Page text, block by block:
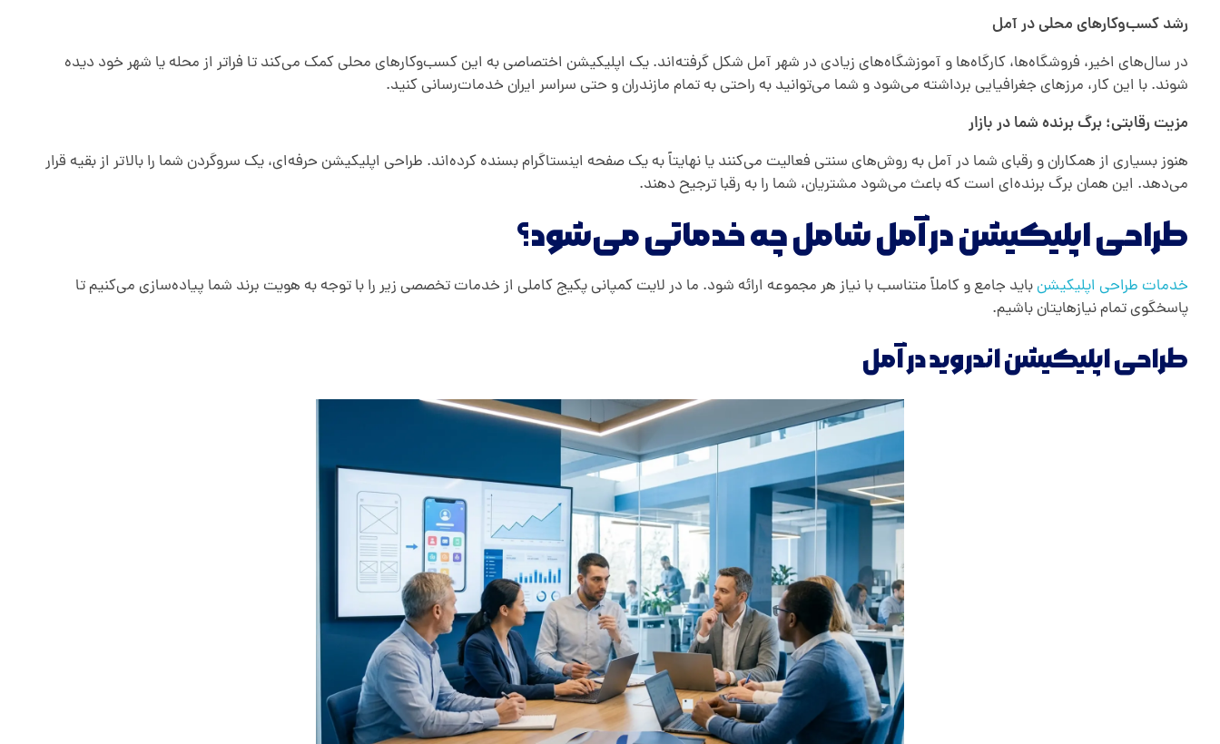
رشد کسب‌و‌کارهای محلی در آمل
در سال‌های اخیر، فروشگاه‌ها، کارگاه‌ها و آموزشگاه‌های زیادی در شهر آمل شکل گرفته‌اند. یک اپلیکیشن اختصاصی به این کسب‌و‌کارهای محلی کمک می‌کند تا فراتر از محله یا شهر خود دیده
شوند. با این کار، مرزهای جغرافیایی برداشته می‌شود و شما می‌توانید به راحتی به تمام مازندران و حتی سراسر ایران خدمات‌رسانی کنید.
مزیت رقابتی؛ برگ برنده شما در بازار
هنوز بسیاری از همکاران و رقبای شما در آمل به روش‌های سنتی فعالیت می‌کنند یا نهایتاً به یک صفحه اینستاگرام بسنده کرده‌اند. طراحی اپلیکیشن حرفه‌ای، یک سروگردن شما را بالاتر از بقیه قرار
می‌دهد. این همان برگ برنده‌ای است که باعث می‌شود مشتریان، شما را به رقبا ترجیح دهند.
طراحی اپلیکیشن در آمل شامل چه خدماتی می‌شود؟
خدمات طراحی اپلیکیشنباید جامع و کاملاً متناسب با نیاز هر مجموعه ارائه شود. ما در لایت کمپانی پکیج کاملی از خدمات تخصصی زیر را با توجه به هویت برند شما پیاده‌سازی می‌کنیم تا
پاسخگوی تمام نیازهایتان باشیم.
طراحی اپلیکیشن اندروید در آمل